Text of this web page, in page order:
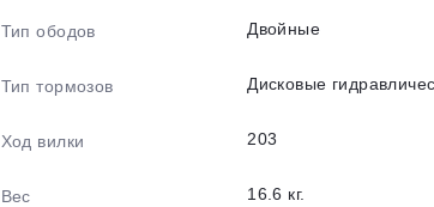
Тип ободов Двойные
Тип тормозов Дисковые
Ход вилки 203
Вес 16.6 кг.
раз в 2 недели